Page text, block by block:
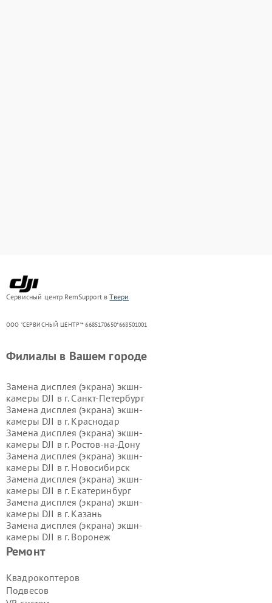
Сервисный центр RemSupport вТвери
ООО "СЕРВИСНЫЙ ЦЕНТР"* 6685170650*668501001
Ремонт
Квадрокоптеров
Подвесов
Филиалы в Вашем городе
Замена дисплея (экрана) экшн-
камеры DJI в г. Санкт-Петербург
Замена дисплея (экрана) экшн-
камеры DJI в г. Краснодар
Замена дисплея (экрана) экшн-
камеры DJI в г. Ростов-на-Дону
Замена дисплея (экрана) экшн-
камеры DJI в г. Новосибирск
Замена дисплея (экрана) экшн-
камеры DJI в г. Екатеринбург
Замена дисплея (экрана) экшн-
камеры DJI в г. Казань
Замена дисплея (экрана) экшн-
камеры DJI в г. Воронеж
Замена дисплея (экрана) экшн-
Замена дисплея (экрана) экшн-
камеры DJI в г.Самара
Замена дисплея (экрана) экшн-